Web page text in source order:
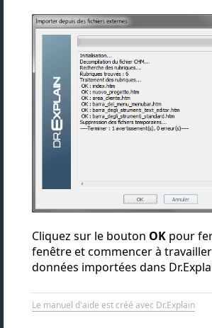
Cliquez sur le bouton OK pour
fenêtre et commencer à
données importées dans
Le manuel d'aide est créé avec Dr.Explain